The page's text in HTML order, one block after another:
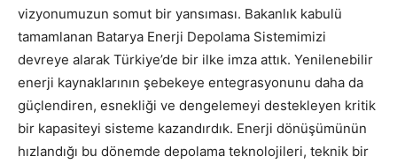
vizyonumuzun somut bir yansıması. Bakanlık kabulü
tamamlanan Batarya Enerji Depolama Sistemimizi
devreye alarak Türkiye’de bir ilke imza attık. Yenilenebilir
enerji kaynaklarının şebekeye entegrasyonunu daha da
güçlendiren, esnekliği ve dengelemeyi destekleyen kritik
bir kapasiteyi sisteme kazandırdık. Enerji dönüşümünün
hızlandığı bu dönemde depolama teknolojileri, teknik bir